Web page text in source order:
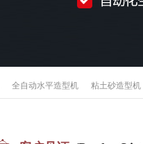
全自动水平造型机 粘土砂造型机